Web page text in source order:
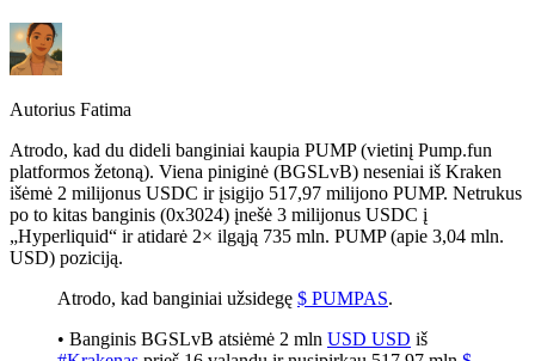
Autorius Fatima
Atrodo, kad du dideli banginiai kaupia PUMP (vietinį Pump.fun
platformos žetoną). Viena piniginė (BGSLvB) neseniai iš Kraken
išėmė 2 milijonus USDC ir įsigijo 517,97 milijono PUMP. Netrukus
po to kitas banginis (0x3024) įnešė 3 milijonus USDC į
„Hyperliquid“ ir atidarė 2× ilgąją 735 mln. PUMP (apie 3,04 mln.
USD) poziciją.
Atrodo, kad banginiai užsidegę $ PUMPAS.
• Banginis BGSLvB atsiėmė 2 mln USD USD iš